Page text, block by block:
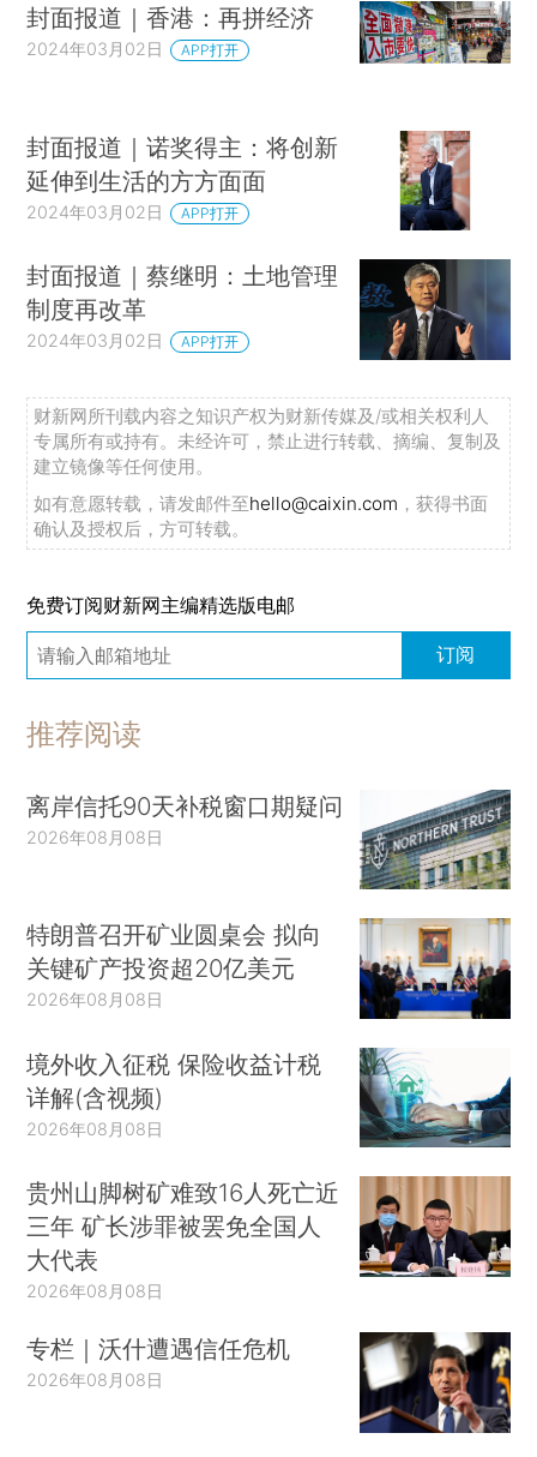
封面报道｜香港：再拼经济
2024年03月02日 APP打开
封面报道｜诺奖得主：将创新
延伸到生活的方方面面
2024年03月02日 APP打开
封面报道｜蔡继明：土地管理
制度再改革
2024年03月02日 APP打开
财新网所刊载内容之知识产权为财新传媒及/或相关权利人
专属所有或持有。未经许可，禁止进行转载、摘编、复制及
建立镜像等任何使用。
如有意愿转载，请发邮件至hello@caixin.com ，获得书面
确认及授权后，方可转载。
免费订阅财新网主编精选版电邮
订阅
推荐阅读
离岸信托90天补税窗口期疑问
2026年08月08日
特朗普召开矿业圆桌会 拟向
关键矿产投资超20亿美元
2026年08月08日
境外收入征税 保险收益计税
详解(含视频)
2026年08月08日
贵州山脚树矿难致16人死亡近
三年 矿长涉罪被罢免全国人
大代表
2026年08月08日
专栏｜沃什遭遇信任危机
2026年08月08日